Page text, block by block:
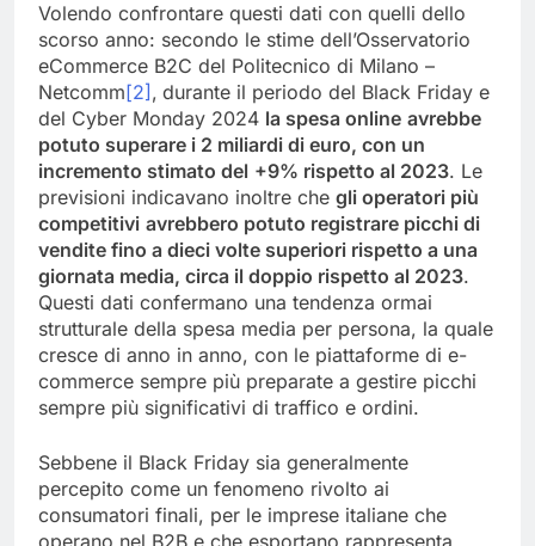
Volendo confrontare questi dati con quelli dello
scorso anno: secondo le stime dell’Osservatorio
eCommerce B2C del Politecnico di Milano –
Netcomm[2] , durante il periodo del Black Friday e
del Cyber Monday 2024 la spesa online avrebbe
potuto superare i 2 miliardi di euro, con un
incremento stimato del +9% rispetto al 2023. Le
previsioni indicavano inoltre che gli operatori più
competitivi avrebbero potuto registrare picchi di
vendite fino a dieci volte superiori rispetto a una
giornata media, circa il doppio rispetto al 2023.
Questi dati confermano una tendenza ormai
strutturale della spesa media per persona, la quale
cresce di anno in anno, con le piattaforme di e-
commerce sempre più preparate a gestire picchi
sempre più significativi di traffico e ordini.
Sebbene il Black Friday sia generalmente
percepito come un fenomeno rivolto ai
consumatori finali, per le imprese italiane che